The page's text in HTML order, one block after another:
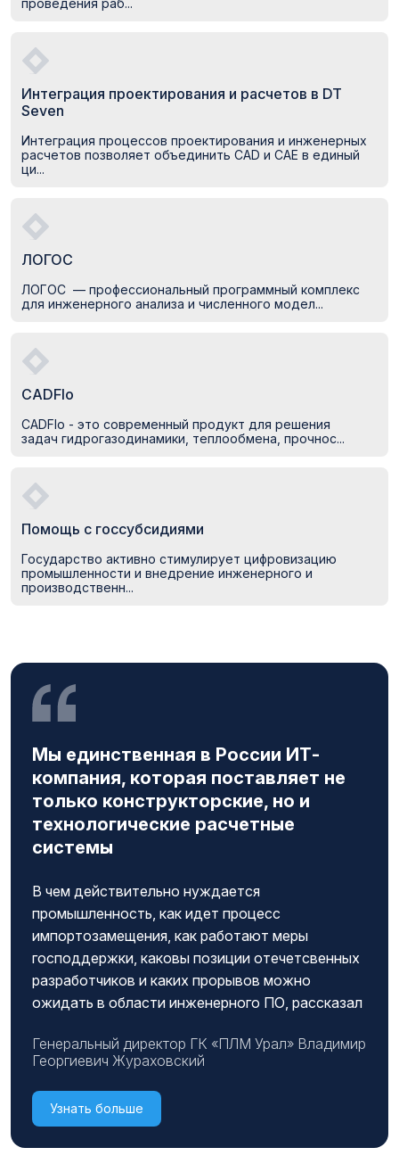
проведения раб...
Интеграция проектирования и расчетов в DT
Seven
Интеграция процессов проектирования и инженерных
расчетов позволяет объединить CAD и CAE в единый
ци...
ЛОГОС
ЛОГОС — профессиональный программный комплекс
для инженерного анализа и численного модел...
CADFlo
CADFlo - это современный продукт для решения
задач гидрогазодинамики, теплообмена, прочнос...
Помощь с госсубсидиями
Государство активно стимулирует цифровизацию
промышленности и внедрение инженерного и
производственн...
Мы единственная в России ИТ-
компания, которая поставляет не
только конструкторские, но и
технологические расчетные
системы
В чем действительно нуждается
промышленность, как идет процесс
импортозамещения, как работают меры
господдержки, каковы позиции отечетсвенных
разработчиков и каких прорывов можно
ожидать в области инженерного ПО, рассказал
Генеральный директор ГК «ПЛМ Урал» Владимир
Георгиевич Жураховский
Узнать больше